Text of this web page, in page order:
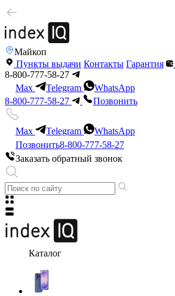
Майкоп
Пункты выдачи Контакты Гарантия
8-800-777-58-27
Max
Telegram
WhatsApp
8-800-777-58-27
Позвонить
Max Telegram
WhatsApp
Позвонить8-800-777-58-27
Заказать обратный звонок
Каталог